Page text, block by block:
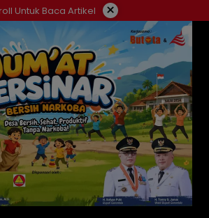
Untuk Baca Artikel ×